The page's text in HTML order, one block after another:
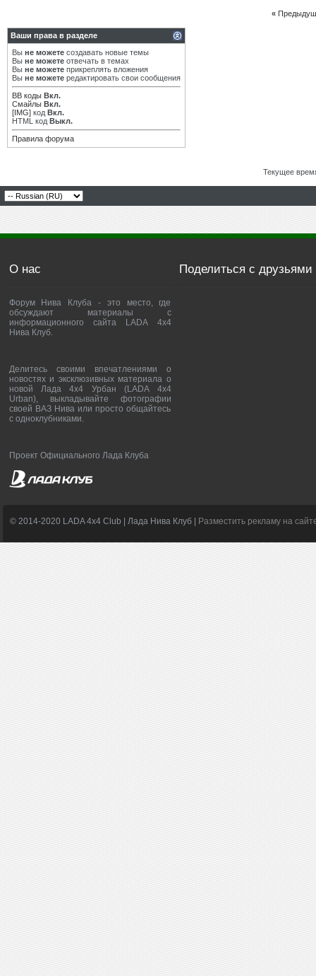
«
Ваши права в разделе
Вы не можете создавать новые темы
Вы не можете отвечать в темах
Вы не можете прикреплять вложения
Вы не можете редактировать свои сообщения
BB коды Вкл.
Смайлы Вкл.
[IMG] код Вкл.
HTML код Выкл.
Правила форума
Текущее
О нас
Форум Нива Клуба - это место, где
обсуждают материалы с
информационного сайта LADA 4x4
Нива Клуб.
Делитесь своими впечатлениями о
новостях и эксклюзивных материала о
новой Лада 4х4 Урбан (LADA 4x4
Urban), выкладывайте фотографии
своей ВАЗ Нива или просто общайтесь
с одноклубниками.
Проект Официального Лада Клуба
Поделиться с друзьями
© 2014-2020 LADA 4x4 Club | Лада Нива Клуб | Разместить рекламу на